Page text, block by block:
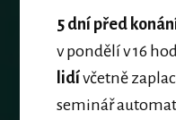
5 dní před
v pondělí v 16
lidí včetně
seminář